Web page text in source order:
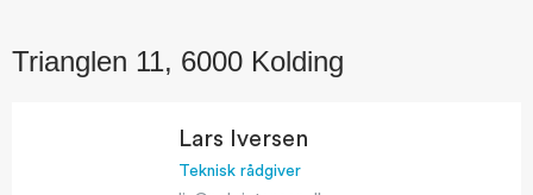
Trianglen 11, 6000 Kolding
Lars Iversen
Teknisk rådgiver